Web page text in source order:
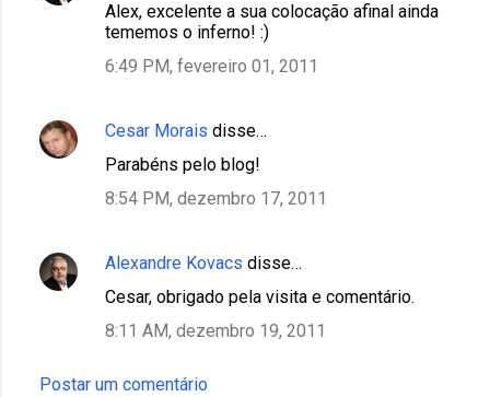
Alex, excelente a sua colocação afinal ainda
tememos o inferno! :)
6:49 PM, fevereiro 01, 2011
Cesar Morais disse…
Parabéns pelo blog!
8:54 PM, dezembro 17, 2011
Alexandre Kovacs disse…
Cesar, obrigado pela visita e comentário.
8:11 AM, dezembro 19, 2011
Postar um comentário